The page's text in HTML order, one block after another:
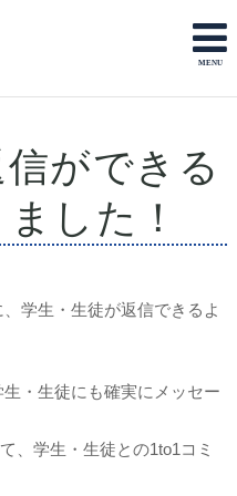
ができる
した！
学生・生徒が返信できるよ
・生徒にも確実にメッセー
、学生・生徒との1to1コミ